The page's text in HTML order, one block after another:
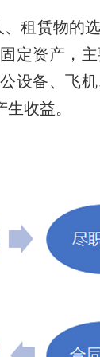
租赁物的
定资产，
设备、飞
收益。